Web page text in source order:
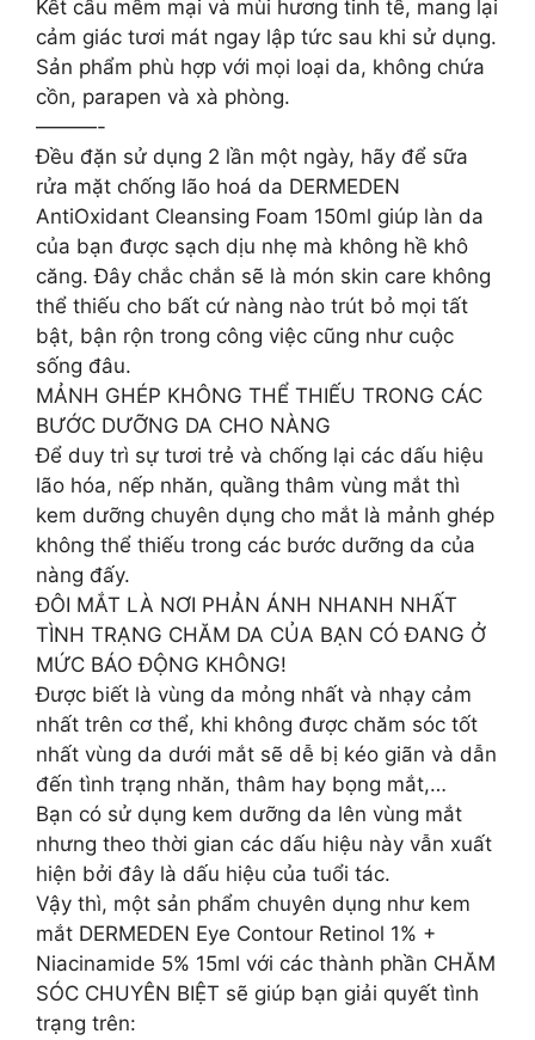
Kết cấu mềm mại và mùi hương tinh tế, mang lại
cảm giác tươi mát ngay lập tức sau khi sử dụng.
Sản phẩm phù hợp với mọi loại da, không chứa
cồn, parapen và xà phòng.
———-
Đều đặn sử dụng 2 lần một ngày, hãy để sữa
rửa mặt chống lão hoá da DERMEDEN
AntiOxidant Cleansing Foam 150ml giúp làn da
của bạn được sạch dịu nhẹ mà không hề khô
căng. Đây chắc chắn sẽ là món skin care không
thể thiếu cho bất cứ nàng nào trút bỏ mọi tất
bật, bận rộn trong công việc cũng như cuộc
sống đâu.
MẢNH GHÉP KHÔNG THỂ THIẾU TRONG CÁC
BƯỚC DƯỠNG DA CHO NÀNG
Để duy trì sự tươi trẻ và chống lại các dấu hiệu
lão hóa, nếp nhăn, quầng thâm vùng mắt thì
kem dưỡng chuyên dụng cho mắt là mảnh ghép
không thể thiếu trong các bước dưỡng da của
nàng đấy.
ĐÔI MẮT LÀ NƠI PHẢN ÁNH NHANH NHẤT
TÌNH TRẠNG CHĂM DA CỦA BẠN CÓ ĐANG Ở
MỨC BÁO ĐỘNG KHÔNG!
Được biết là vùng da mỏng nhất và nhạy cảm
nhất trên cơ thể, khi không được chăm sóc tốt
nhất vùng da dưới mắt sẽ dễ bị kéo giãn và dẫn
đến tình trạng nhăn, thâm hay bọng mắt,…
Bạn có sử dụng kem dưỡng da lên vùng mắt
nhưng theo thời gian các dấu hiệu này vẫn xuất
hiện bởi đây là dấu hiệu của tuổi tác.
Vậy thì, một sản phẩm chuyên dụng như kem
mắt DERMEDEN Eye Contour Retinol 1% +
Niacinamide 5% 15ml với các thành phần CHĂM
SÓC CHUYÊN BIỆT sẽ giúp bạn giải quyết tình
trạng trên: